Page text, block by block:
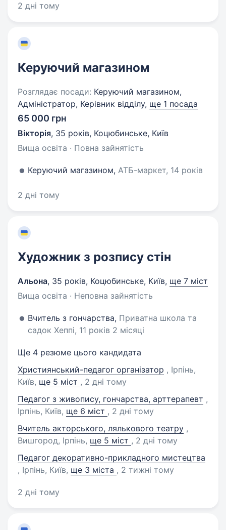
2 дні тому
Керуючий магазином
Розглядає посади: Керуючий магазином,
Адміністратор, Керівник відділу, ще 1 посада
65 000 грн
Вікторія, 35 років, Коцюбинське, Київ
Вища освіта · Повна зайнятість
Керуючий магазином, АТБ-маркет, 14 років
2 дні тому
Художник з розпису стін
Альона, 35 років, Коцюбинське, Київ, ще 7 міст
Вища освіта · Неповна зайнятість
Вчитель з гончарства, Приватна школа та
садок Хеппі, 11 років 2 місяці
Ще 4 резюме цього кандидата
Християнський-педагог організатор , Ірпінь,
Київ, ще 5 міст , 2 дні тому
Педагог з живопису, гончарства, арттерапевт ,
Ірпінь, Київ, ще 6 міст , 2 дні тому
Вчитель акторського, лялькового театру ,
Вишгород, Ірпінь, ще 5 міст , 2 дні тому
Педагог декоративно-прикладного мистецтва
, Ірпінь, Київ, ще 3 міста , 2 тижні тому
2 дні тому